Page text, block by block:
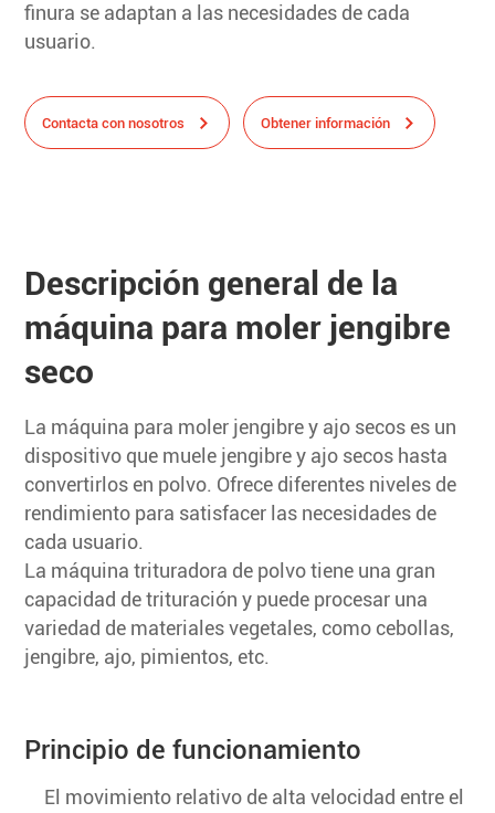
finura se adaptan a las necesidades de cada
usuario.
Contacta con nosotros Obtener información
Descripción general de la
máquina para moler jengibre
seco
La máquina para moler jengibre y ajo secos es un
dispositivo que muele jengibre y ajo secos hasta
convertirlos en polvo. Ofrece diferentes niveles de
rendimiento para satisfacer las necesidades de
cada usuario.
La máquina trituradora de polvo tiene una gran
capacidad de trituración y puede procesar una
variedad de materiales vegetales, como cebollas,
jengibre, ajo, pimientos, etc.
Principio de funcionamiento
El movimiento relativo de alta velocidad entre el